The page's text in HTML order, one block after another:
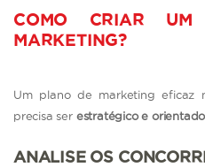
COMO CRIAR
MARKETING?
Um plano de marketing eficaz
precisa ser estratégico e
ANALISE OS